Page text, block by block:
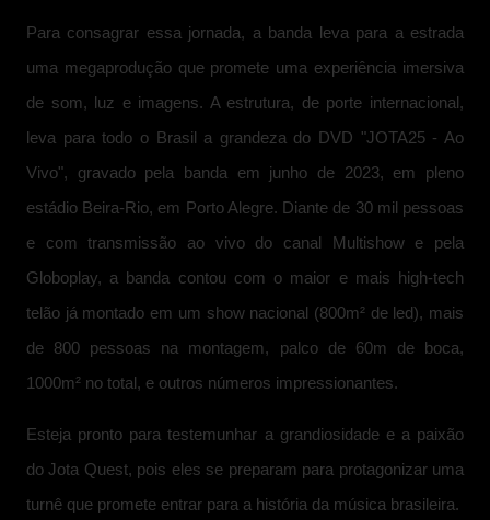
Para consagrar essa jornada, a banda leva para a estrada
uma megaprodução que promete uma experiência imersiva
de som, luz e imagens. A estrutura, de porte internacional,
leva para todo o Brasil a grandeza do DVD "JOTA25 - Ao
Vivo", gravado pela banda em junho de 2023, em pleno
estádio Beira-Rio, em Porto Alegre. Diante de 30 mil pessoas
e com transmissão ao vivo do canal Multishow e pela
Globoplay, a banda contou com o maior e mais high-tech
telão já montado em um show nacional (800m² de led), mais
de 800 pessoas na montagem, palco de 60m de boca,
1000m² no total, e outros números impressionantes.
Esteja pronto para testemunhar a grandiosidade e a paixão
do Jota Quest, pois eles se preparam para protagonizar uma
turnê que promete entrar para a história da música brasileira.